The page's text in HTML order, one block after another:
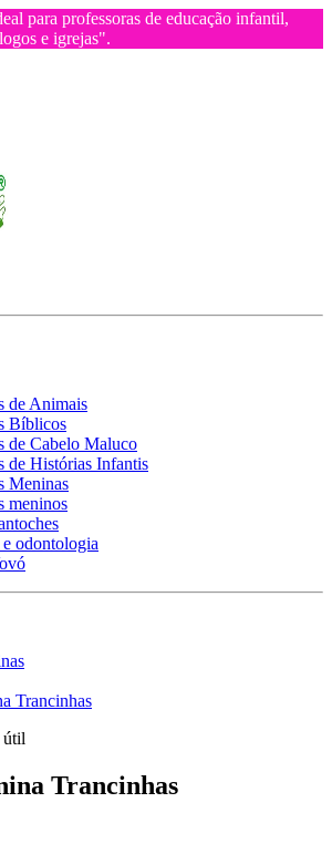
para professoras de educação infantil,
e igrejas".
de Animais
Bíblicos
de Cabelo Maluco
de Histórias Infantis
Meninas
meninos
odontologia
Trancinhas
útil
Trancinhas